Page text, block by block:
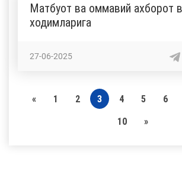
Матбуот ва оммавий ахборот
ходимларига
27-06-2025
« 1 2 3 4 5 6
10
»